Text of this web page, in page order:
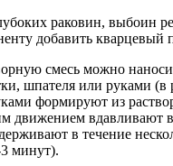
раковин, выбоин
добавить кварцевый
смесь можно
шпателя или руками (в
формируют из
движением вдавливают
в течение
минут).